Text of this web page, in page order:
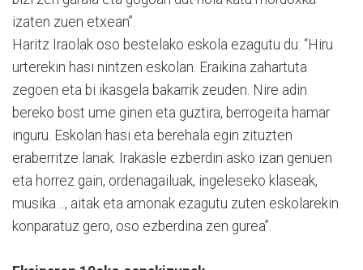
izaten zuen etxean”.
Haritz Iraolak oso bestelako eskola ezagutu du: “Hiru
urterekin hasi nintzen eskolan. Eraikina zahartuta
zegoen eta bi ikasgela bakarrik zeuden. Nire adin
bereko bost ume ginen eta guztira, berrogeita hamar
inguru. Eskolan hasi eta berehala egin zituzten
eraberritze lanak. Irakasle ezberdin asko izan genuen
eta horrez gain, ordenagailuak, ingeleseko klaseak,
musika…, aitak eta amonak ezagutu zuten eskolarekin
konparatuz gero, oso ezberdina zen gurea”.